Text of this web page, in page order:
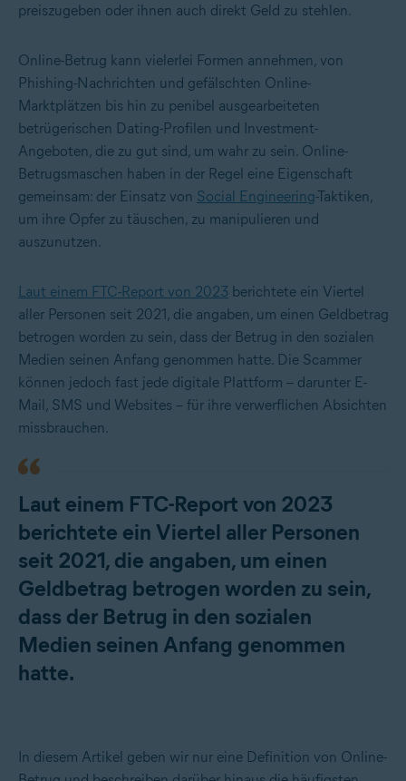
preiszugeben oder ihnen auch direkt Geld zu stehlen.
Online-Betrug kann vielerlei Formen annehmen, von
Phishing-Nachrichten und gefälschten Online-
Marktplätzen bis hin zu penibel ausgearbeiteten
betrügerischen Dating-Profilen und Investment-
Angeboten, die zu gut sind, um wahr zu sein. Online-
Betrugsmaschen haben in der Regel eine Eigenschaft
gemeinsam: der Einsatz von Social Engineering-Taktiken,
um ihre Opfer zu täuschen, zu manipulieren und
auszunutzen.
Laut einem FTC-Report von 2023 berichtete ein Viertel
aller Personen seit 2021, die angaben, um einen Geldbetrag
betrogen worden zu sein, dass der Betrug in den sozialen
Medien seinen Anfang genommen hatte. Die Scammer
können jedoch fast jede digitale Plattform – darunter E-
Mail, SMS und Websites – für ihre verwerflichen Absichten
missbrauchen.
Laut einem FTC-Report von 2023
berichtete ein Viertel aller Personen
seit 2021, die angaben, um einen
Geldbetrag betrogen worden zu sein,
dass der Betrug in den sozialen
Medien seinen Anfang genommen
hatte.
In diesem Artikel geben wir nur eine Definition von Online-